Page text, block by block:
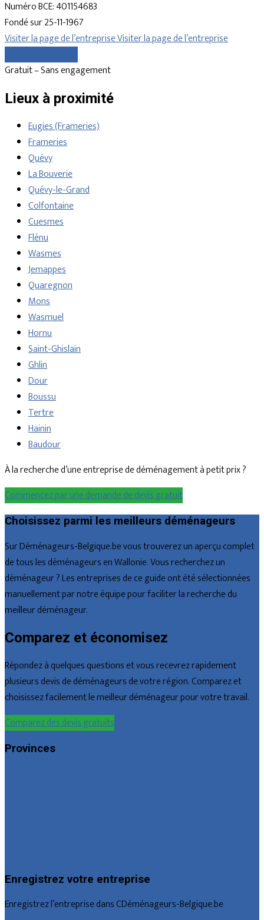
Numéro BCE: 401154683
Fondé sur 25-11-1967
Visiter la page de l’entrepriseVisiter la page de l’entreprise
Gratuit – Sans engagement
Lieux à proximité
Eugies (Frameries)
Frameries
Quévy
La Bouverie
Quévy-le-Grand
Colfontaine
Cuesmes
Flénu
Wasmes
Jemappes
Quaregnon
Mons
Wasmuel
Hornu
Saint-Ghislain
Ghlin
Dour
Boussu
Tertre
Hainin
Baudour
À la recherche d’une entreprise de déménagement à petit prix ?
Commencez par une demande de devis gratuit
Choisissez parmi les meilleurs déménageurs
Sur Déménageurs-Belgique.be vous trouverez un aperçu complet
de tous les déménageurs en Wallonie. Vous recherchez un
déménageur ? Les entreprises de ce guide ont été sélectionnées
manuellement par notre équipe pour faciliter la recherche du
meilleur déménageur.
Comparez et économisez
Répondez à quelques questions et vous recevrez rapidement
plusieurs devis de déménageurs de votre région. Comparez et
choisissez facilement le meilleur déménageur pour votre travail.
Comparez des devis gratuits
Provinces
Enregistrez votre entreprise
Enregistrez l’entreprise dans CDéménageurs-Belgique.be